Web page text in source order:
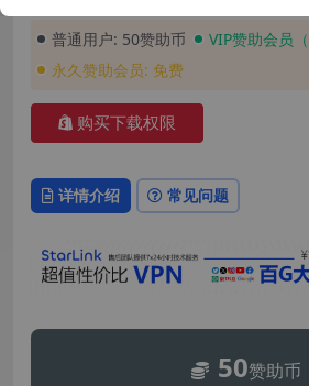
普通用户: 50赞助币 VIP赞助会员
永久赞助会员: 免费
购买下载权限
详情介绍 常见问题
50赞助币